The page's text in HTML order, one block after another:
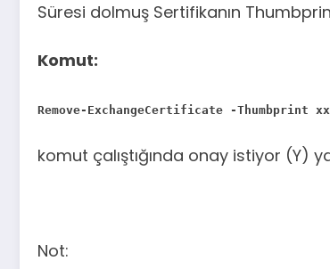
Süresi dolmuş Sertifikanın
Komut:
Remove-ExchangeCertificate -Thumbprint
komut çalıştığında onay istiyor (Y)
Not: